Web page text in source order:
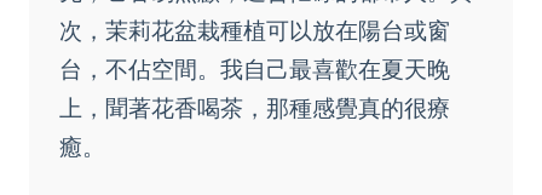
次，茉莉花盆栽種植可以放在陽台或窗
台，不佔空間。我自己最喜歡在夏天晚
上，聞著花香喝茶，那種感覺真的很療
癒。